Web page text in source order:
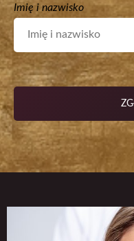
Imię i nazwisko